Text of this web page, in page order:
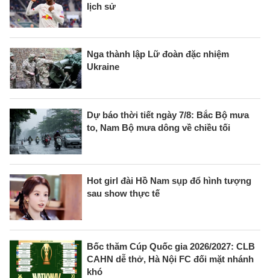
lịch sử
Nga thành lập Lữ đoàn đặc nhiệm
Ukraine
Dự báo thời tiết ngày 7/8: Bắc Bộ mưa
to, Nam Bộ mưa dông về chiều tối
Hot girl đài Hồ Nam sụp đổ hình tượng
sau show thực tế
Bốc thăm Cúp Quốc gia 2026/2027: CLB
CAHN dễ thở, Hà Nội FC đối mặt nhánh
khó